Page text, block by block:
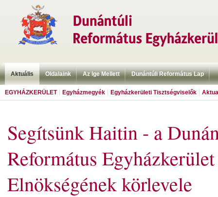
Aktuális Oldalaink Az Ige Mellett Dunántúli Református Lap
EGYHÁZKERÜLET Egyházmegyék Egyházkerületi Tisztségviselők
Segítsünk Haitin - a
Református Egyházkerület
Elnökségének körlevele